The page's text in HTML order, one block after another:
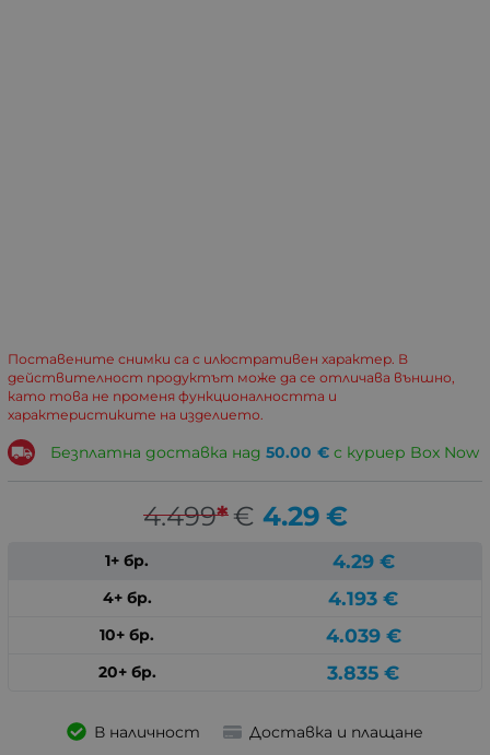
Поставените снимки са с илюстративен характер. В
действителност продуктът може да се отличава външно,
като това не променя функционалността и
характеристиките на изделието.
Безплатна доставка над 50.00 €с куриер Box Now
4.499*€ 4.29 €
1+ бр. 4.29 €
4+ бр. 4.193 €
10+ бр. 4.039 €
20+ бр. 3.835 €
В наличност Доставка и плащане